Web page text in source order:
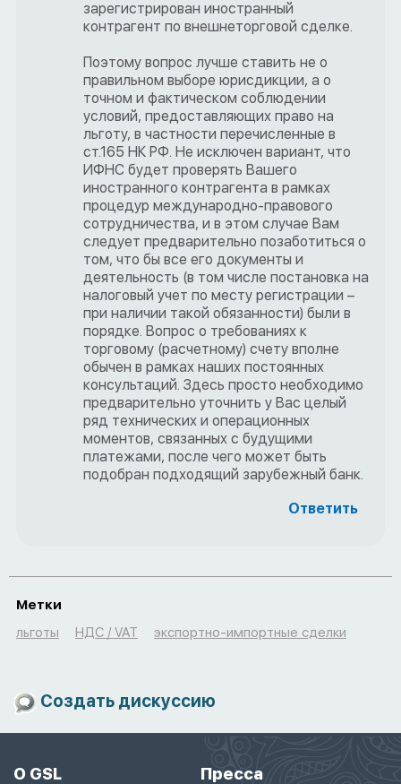
зарегистрирован иностранный
контрагент по внешнеторговой сделке.
Поэтому вопрос лучше ставить не о
правильном выборе юрисдикции, а о
точном и фактическом соблюдении
условий, предоставляющих право на
льготу, в частности перечисленные в
ст.165 НК РФ. Не исключен вариант, что
ИФНС будет проверять Вашего
иностранного контрагента в рамках
процедур международно-правового
сотрудничества, и в этом случае Вам
следует предварительно позаботиться о
том, что бы все его документы и
деятельность (в том числе постановка на
налоговый учет по месту регистрации –
при наличии такой обязанности) были в
порядке. Вопрос о требованиях к
торговому (расчетному) счету вполне
обычен в рамках наших постоянных
консультаций. Здесь просто необходимо
предварительно уточнить у Вас целый
ряд технических и операционных
моментов, связанных с будущими
платежами, после чего может быть
подобран подходящий зарубежный банк.
Ответить
Метки
льготы
НДС / VAT экспортно-импортные сделки
Создать дискуссию
О GSL Пресса